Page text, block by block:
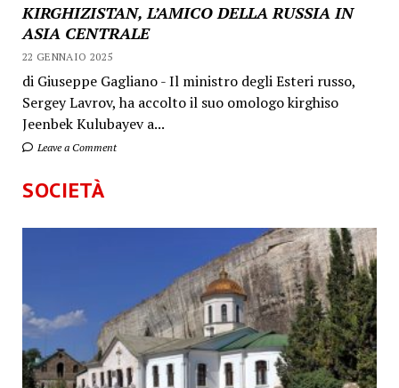
KIRGHIZISTAN, L’AMICO DELLA RUSSIA IN
ASIA CENTRALE
22 GENNAIO 2025
di Giuseppe Gagliano - Il ministro degli Esteri russo,
Sergey Lavrov, ha accolto il suo omologo kirghiso
Jeenbek Kulubayev a...
Leave a Comment
SOCIETÀ